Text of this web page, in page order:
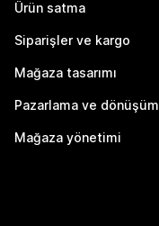
Ürün satma
Siparişler ve kargo
Mağaza tasarımı
Pazarlama ve dönüşüm
Mağaza yönetimi